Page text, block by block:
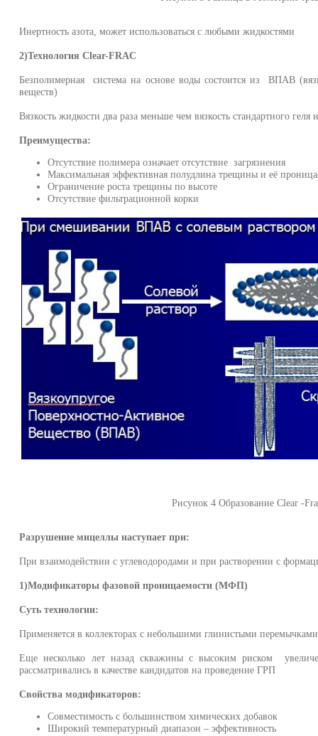
Инертность азота, может использоваться с любыми жидкостями
2)Технология Clear-FRAC
Безполимерная система на основе воды состоится из ВПАВ
веществ)
Вязкость жидкости два раза меньше чем вязкость стандартного
Преимущества:
Отсутствие полимера означает отсутствие загрязнения
Максимальная эффективная полудлина трещины и её
Ограничение роста трещины по высоте
Отсутствие фильтрационной корки
Рисунок 4 Образование Clear -
Разрушение мицеллы наступает при:
При взаимодействии с углеводородами и при растворении с
1)Модификаторы фазовой проницаемости (МФП)
Суть технологии:
Применяется в коллекторах с небольшими глинистыми
Еще несколько лет назад скважины с высоким риском
рассматривались в качестве кандидатов на проведение ГРП
Свойства модификаторов:
Совместимость с большинством химических добавок
Широкий температурный диапазон – эффективность